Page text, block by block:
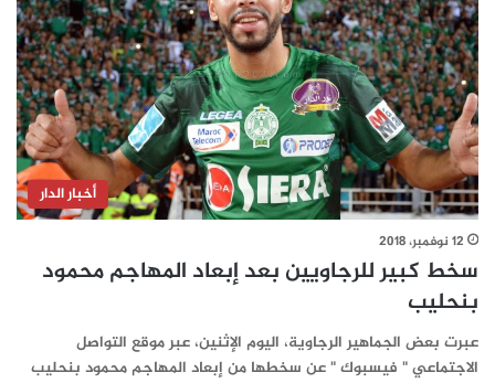
أخبار الدار
12 نوفمبر، 2018
سخط كبير للرجاويين بعد إبعاد المهاجم محمود
بنحليب
عبرت بعض الجماهير الرجاوية، اليوم الإثنين، عبر موقع التواصل
الاجتماعي " فيسبوك " عن سخطها من إبعاد المهاجم محمود بنحليب